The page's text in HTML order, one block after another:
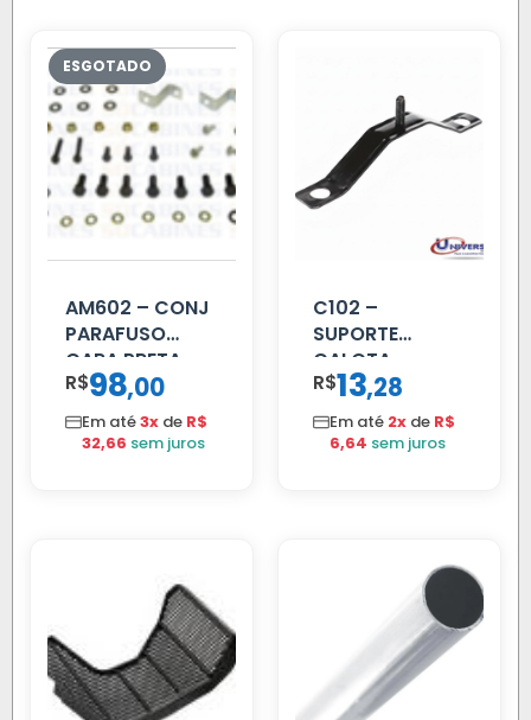
AM602 – CONJ
PARAFUSO
CARA PRETA
PARCIAL
R$98,00
Em até3x de R$
32,66 sem juros
C102 –
SUPORTE
CALOTA
DIANTEIRA
RODA 10 FUROS
R$13,28
Em até 2x de R$
6,64 sem juros